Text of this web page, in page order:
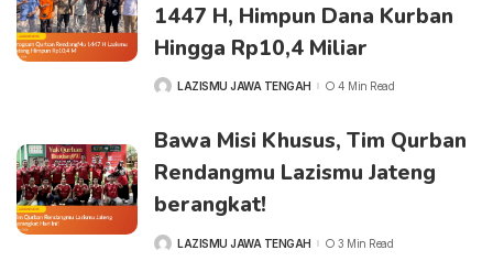
1447 H, Himpun Dana Kurban
Hingga Rp10,4 Miliar
LAZISMU JAWA TENGAH 4 Min Read
Bawa Misi Khusus, Tim Qurban
Rendangmu Lazismu Jateng
berangkat!
LAZISMU JAWA TENGAH 3 Min Read